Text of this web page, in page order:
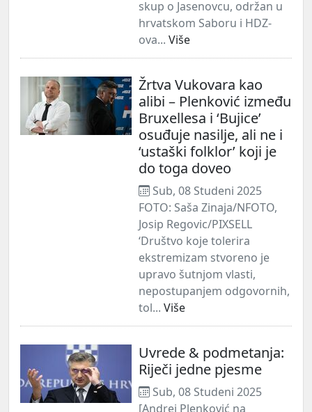
skup o Jasenovcu, održan u
hrvatskom Saboru i HDZ-
ova... Više
Žrtva Vukovara kao
alibi – Plenković između
Bruxellesa i ‘Bujice’
osuđuje nasilje, ali ne i
‘ustaški folklor’ koji je
do toga doveo
Sub, 08 Studeni 2025
FOTO: Saša Zinaja/NFOTO,
Josip Regovic/PIXSELL
‘Društvo koje tolerira
ekstremizam stvoreno je
upravo šutnjom vlasti,
nepostupanjem odgovornih,
tol... Više
Uvrede & podmetanja:
Riječi jedne pjesme
Sub, 08 Studeni 2025
[Andrej Plenković na